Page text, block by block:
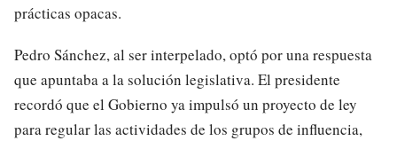
prácticas opacas.
Pedro Sánchez, al ser interpelado, optó por una respuesta
que apuntaba a la solución legislativa. El presidente
recordó que el Gobierno ya impulsó un proyecto de ley
para regular las actividades de los grupos de influencia,